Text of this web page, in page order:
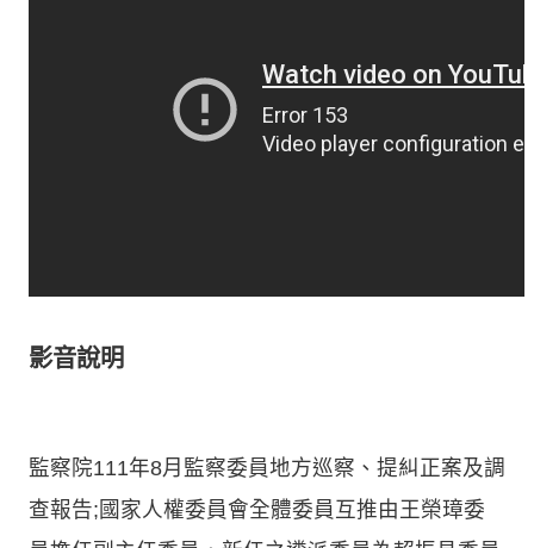
影音說明
監察院111年8月監察委員地方巡察、提糾正案及調
查報告;國家人權委員會全體委員互推由王榮璋委